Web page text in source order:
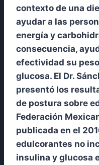
contexto de una
ayudar a las
energía y
consecuencia,
efectividad su
glucosa. El Dr.
presentó los
de postura sobre
Federación
publicada en el
edulcorantes no
insulina y glucosa